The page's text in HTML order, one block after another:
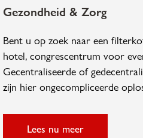
Gezondheid & Zorg
Bent u op zoek naar een
hotel, congrescentrum voor
Gecentraliseerde of
zijn hier ongecompliceerde
Lees nu meer